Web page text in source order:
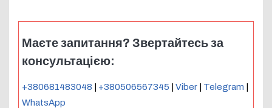
Маєте запитання? Звертайтесь за
консультацією:
+380681483048 +380506567345 Viber Telegram
WhatsApp